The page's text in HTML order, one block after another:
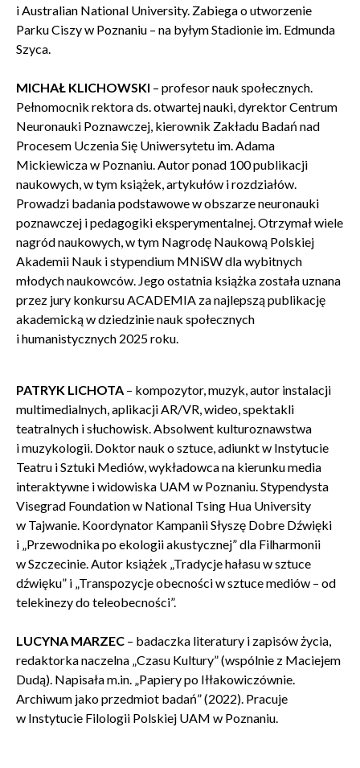
i Australian National University. Zabiega o utworzenie
Parku Ciszy w Poznaniu – na byłym Stadionie im. Edmunda
Szyca.
MICHAŁ KLICHOWSKI – profesor nauk społecznych.
Pełnomocnik rektora ds. otwartej nauki, dyrektor Centrum
Neuronauki Poznawczej, kierownik Zakładu Badań nad
Procesem Uczenia Się Uniwersytetu im. Adama
Mickiewicza w Poznaniu. Autor ponad 100 publikacji
naukowych, w tym książek, artykułów i rozdziałów.
Prowadzi badania podstawowe w obszarze neuronauki
poznawczej i pedagogiki eksperymentalnej. Otrzymał wiele
nagród naukowych, w tym Nagrodę Naukową Polskiej
Akademii Nauk i stypendium MNiSW dla wybitnych
młodych naukowców. Jego ostatnia książka została uznana
przez jury konkursu ACADEMIA za najlepszą publikację
akademicką w dziedzinie nauk społecznych
i humanistycznych 2025 roku.
PATRYK LICHOTA – kompozytor, muzyk, autor instalacji
multimedialnych, aplikacji AR/VR, wideo, spektakli
teatralnych i słuchowisk. Absolwent kulturoznawstwa
i muzykologii. Doktor nauk o sztuce, adiunkt w Instytucie
Teatru i Sztuki Mediów, wykładowca na kierunku media
interaktywne i widowiska UAM w Poznaniu. Stypendysta
Visegrad Foundation w National Tsing Hua University
w Tajwanie. Koordynator Kampanii Słyszę Dobre Dźwięki
i „Przewodnika po ekologii akustycznej” dla Filharmonii
w Szczecinie. Autor książek „Tradycje hałasu w sztuce
dźwięku” i „Transpozycje obecności w sztuce mediów – od
telekinezy do teleobecności”.
LUCYNA MARZEC – badaczka literatury i zapisów życia,
redaktorka naczelna „Czasu Kultury” (wspólnie z Maciejem
Dudą). Napisała m.in. „Papiery po Iłłakowiczównie.
Archiwum jako przedmiot badań” (2022). Pracuje
w Instytucie Filologii Polskiej UAM w Poznaniu.